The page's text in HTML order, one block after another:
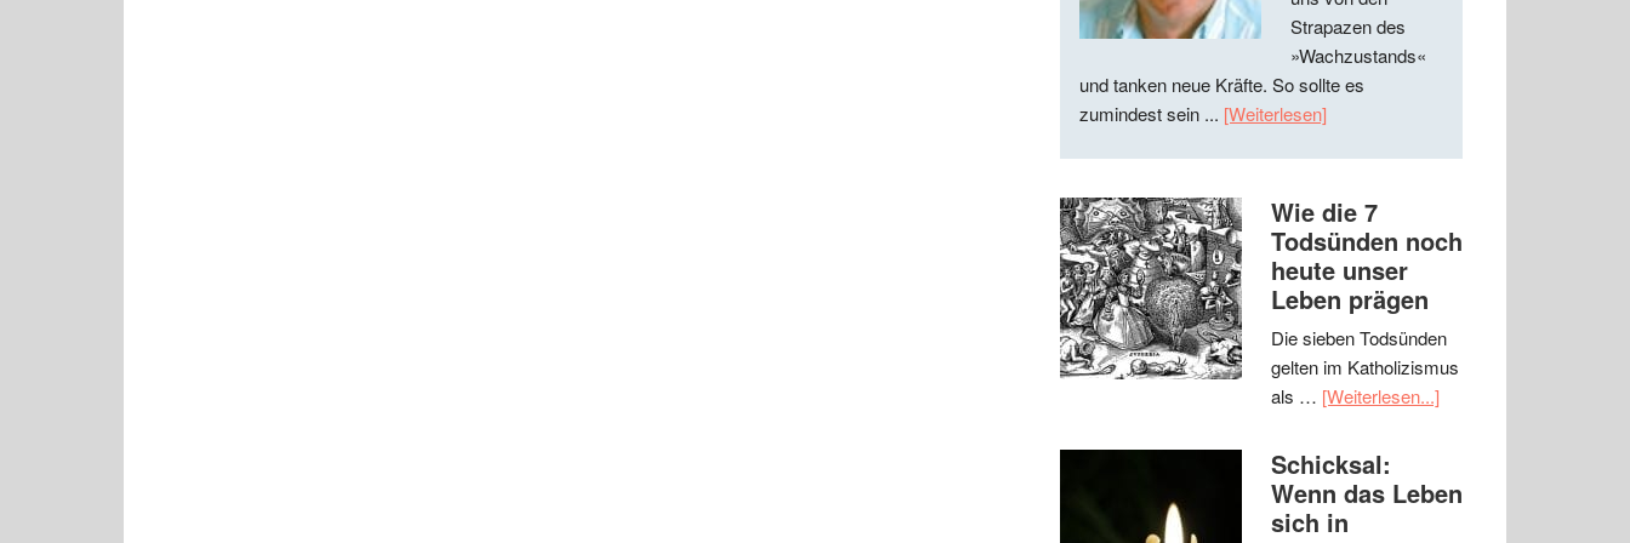
Strapazen des
»Wachzustands«
und tanken neue Kräfte. So sollte es
zumindest sein ... [Weiterlesen]
Wie die 7
Todsünden noch
heute unser
Leben prägen
Die sieben Todsünden
gelten im Katholizismus
als … [Weiterlesen...]
Schicksal:
Wenn das Leben
sich in